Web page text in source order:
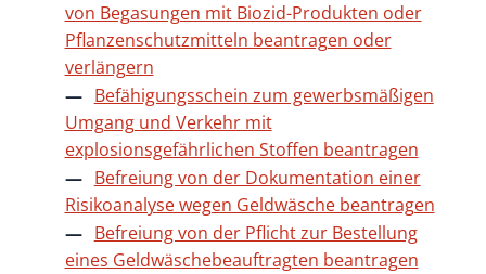
von Begasungen mit Biozid-Produkten oder
Pflanzenschutzmitteln beantragen oder
verlängern
Befähigungsschein zum gewerbsmäßigen
Umgang und Verkehr mit
explosionsgefährlichen Stoffen beantragen
Befreiung von der Dokumentation einer
Risikoanalyse wegen Geldwäsche beantragen
Befreiung von der Pflicht zur Bestellung
eines Geldwäschebeauftragten beantragen